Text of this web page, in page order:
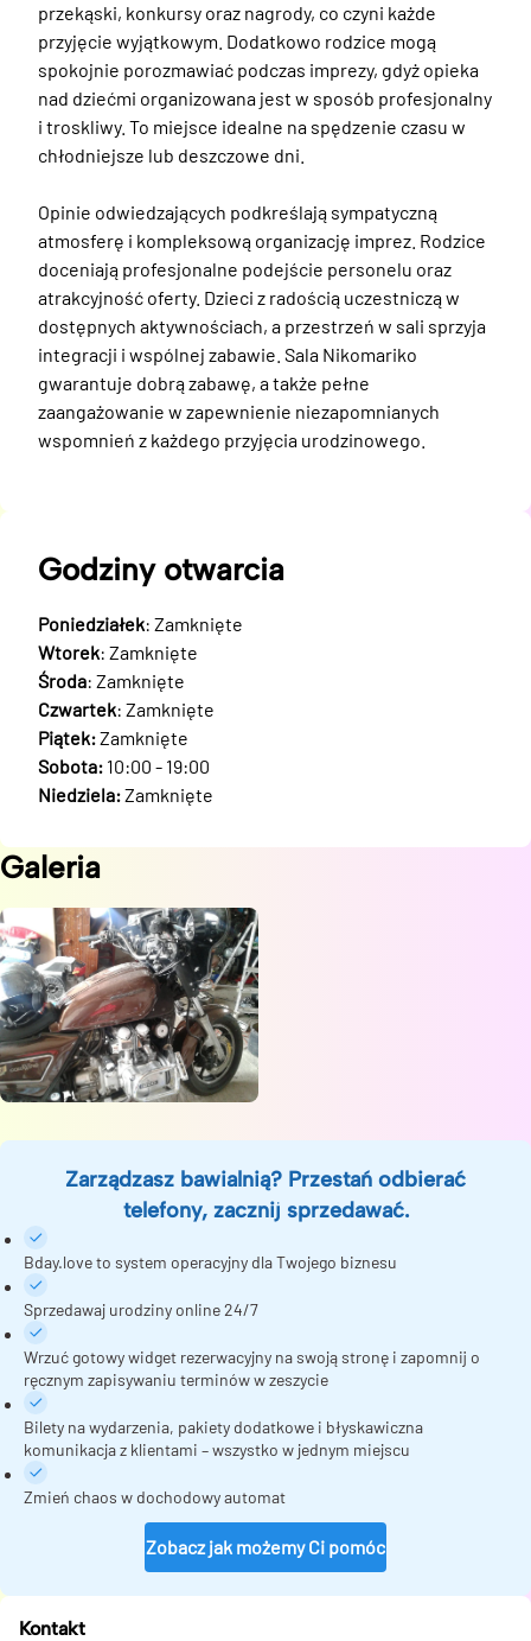
przekąski, konkursy oraz nagrody, co czyni każde
przyjęcie wyjątkowym. Dodatkowo rodzice mogą
spokojnie porozmawiać podczas imprezy, gdyż opieka
nad dziećmi organizowana jest w sposób profesjonalny
i troskliwy. To miejsce idealne na spędzenie czasu w
chłodniejsze lub deszczowe dni.
Opinie odwiedzających podkreślają sympatyczną
atmosferę i kompleksową organizację imprez. Rodzice
doceniają profesjonalne podejście personelu oraz
atrakcyjność oferty. Dzieci z radością uczestniczą w
dostępnych aktywnościach, a przestrzeń w sali sprzyja
integracji i wspólnej zabawie. Sala Nikomariko
gwarantuje dobrą zabawę, a także pełne
zaangażowanie w zapewnienie niezapomnianych
wspomnień z każdego przyjęcia urodzinowego.
Godziny otwarcia
Poniedziałek: Zamknięte
Wtorek: Zamknięte
Środa: Zamknięte
Czwartek: Zamknięte
Piątek:Zamknięte
Sobota: 10:00 - 19:00
Niedziela:Zamknięte
Galeria
Zarządzasz bawialnią? Przestań odbierać
telefony, zacznij sprzedawać.
Bday.love to system operacyjny dla Twojego biznesu
Sprzedawaj urodziny online 24/7
Wrzuć gotowy widget rezerwacyjny na swoją stronę i zapomnij o
ręcznym zapisywaniu terminów w zeszycie
Bilety na wydarzenia, pakiety dodatkowe i błyskawiczna
komunikacja z klientami – wszystko w jednym miejscu
Zmień chaos w dochodowy automat
Zobacz jak możemy Ci pomóc
Kontakt